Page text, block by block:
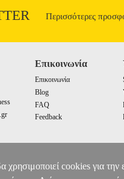
Περισσότερες
Επικοινωνία
Επικοινωνία
Blog
FAQ
Feedback
χρησιμοποιεί cookies για